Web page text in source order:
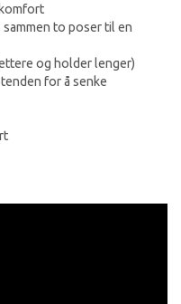
to poser til en
og holder lenger)
for å senke